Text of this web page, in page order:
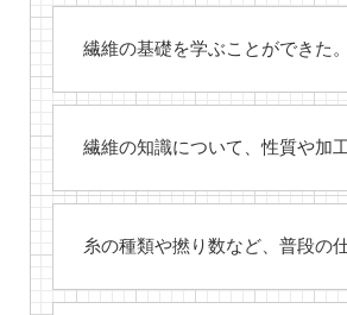
繊維の基礎を学ぶことができた。
繊維の知識について、性質や加
糸の種類や撚り数など、普段の